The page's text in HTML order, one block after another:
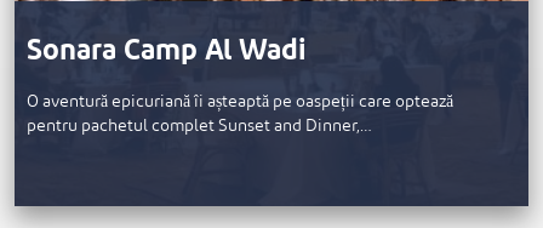
Sonara Camp Al Wadi
O aventură epicuriană îi așteaptă pe oaspeții care optează
pentru pachetul complet Sunset and Dinner,…